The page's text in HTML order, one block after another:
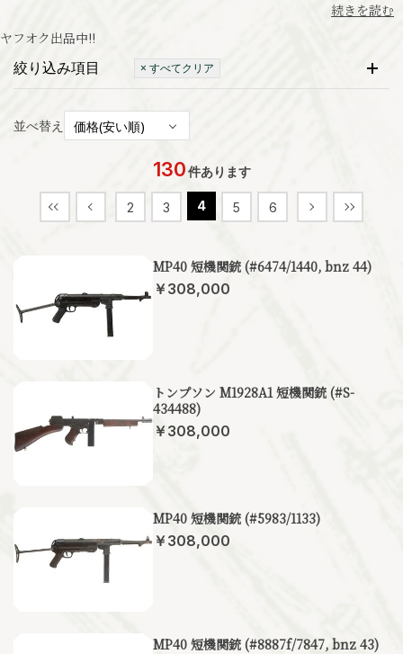
続きを読む
ヤフオク出品中!!
絞り込み項目 × すべてクリア
並べ替え
130件あります
2 3 4 5 6
MP40 短機関銃 (#6474/1440, bnz 44)
￥308,000
トンプソン M1928A1 短機関銃 (#S-
434488)
￥308,000
MP40 短機関銃 (#5983/1133)
￥308,000
MP40 短機関銃 (#8887f/7847, bnz 43)